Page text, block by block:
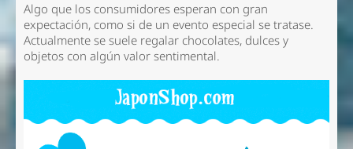
Algo que los consumidores esperan con gran
expectación, como si de un evento especial se tratase.
Actualmente se suele regalar chocolates, dulces y
objetos con algún valor sentimental.